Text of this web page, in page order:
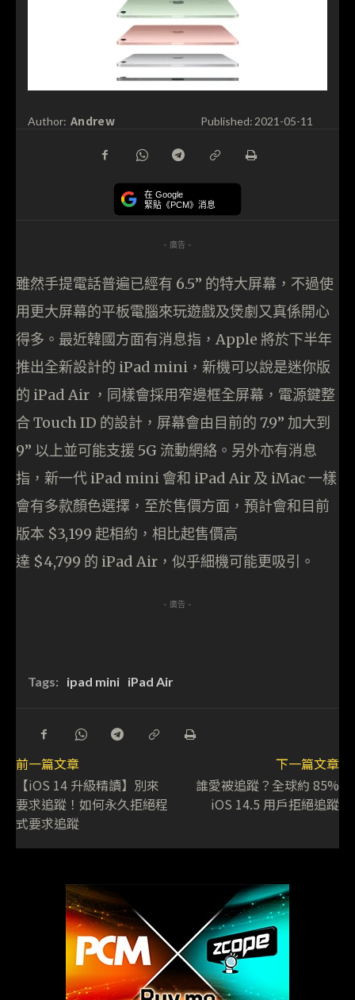
Author: Andrew Published: 2021-05-11
在 Google
緊貼《PCM》消息
- 廣告 -
雖然手提電話普遍已經有 6.5” 的特大屏幕，不過使
用更大屏幕的平板電腦來玩遊戲及煲劇又真係開心
得多。最近韓國方面有消息指，Apple 將於下半年
推出全新設計的 iPad mini，新機可以說是迷你版
的 iPad Air ，同樣會採用窄邊框全屏幕，電源鍵整
合 Touch ID 的設計，屏幕會由目前的 7.9” 加大到
9” 以上並可能支援 5G 流動網絡。另外亦有消息
指，新一代 iPad mini 會和 iPad Air 及 iMac 一樣
會有多款顏色選擇，至於售價方面，預計會和目前
版本 $3,199 起相約，相比起售價高
達 $4,799 的 iPad Air，似乎細機可能更吸引。
- 廣告 -
Tags: ipad mini iPad Air
前一篇文章
【iOS 14 升級精讀】別來
要求追蹤！如何永久拒絕程
式要求追蹤
下一篇文章
誰愛被追蹤？全球約 85%
iOS 14.5 用戶拒絕追蹤